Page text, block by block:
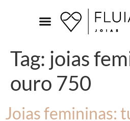
Tag: joias
ouro 750
Joias femininas: